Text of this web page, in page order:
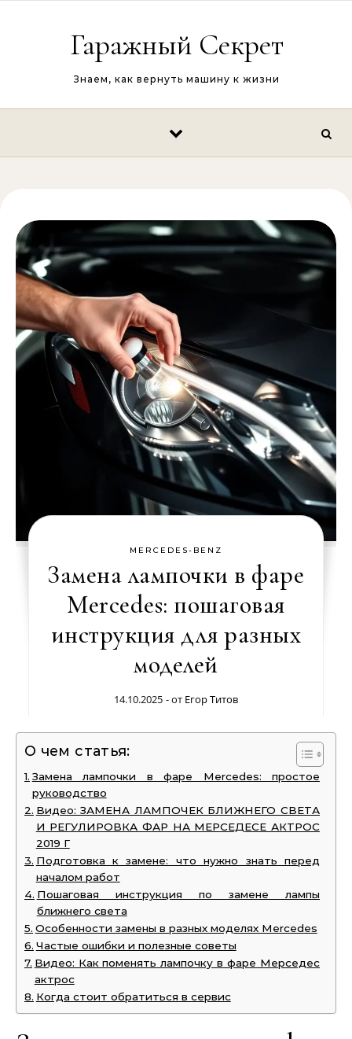
Гаражный Секрет
Знаем, как вернуть машину к жизни
MERCEDES-BENZ
Замена лампочки в фаре
Mercedes: пошаговая
инструкция для разных
моделей
14.10.2025 - от Егор Титов
О чем статья:
Замена лампочки в фаре Mercedes: простое
руководство
Видео: ЗАМЕНА ЛАМПОЧЕК БЛИЖНЕГО СВЕТА
И РЕГУЛИРОВКА ФАР НА МЕРСЕДЕСЕ АКТРОС
2019 Г
Подготовка к замене: что нужно знать перед
началом работ
Пошаговая инструкция по замене лампы
ближнего света
Особенности замены в разных моделях Mercedes
Частые ошибки и полезные советы
Видео: Как поменять лампочку в фаре Мерседес
актрос
Когда стоит обратиться в сервис